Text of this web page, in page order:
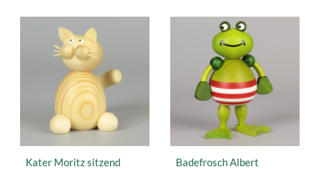
Kater Moritz sitzend Badefrosch Albert